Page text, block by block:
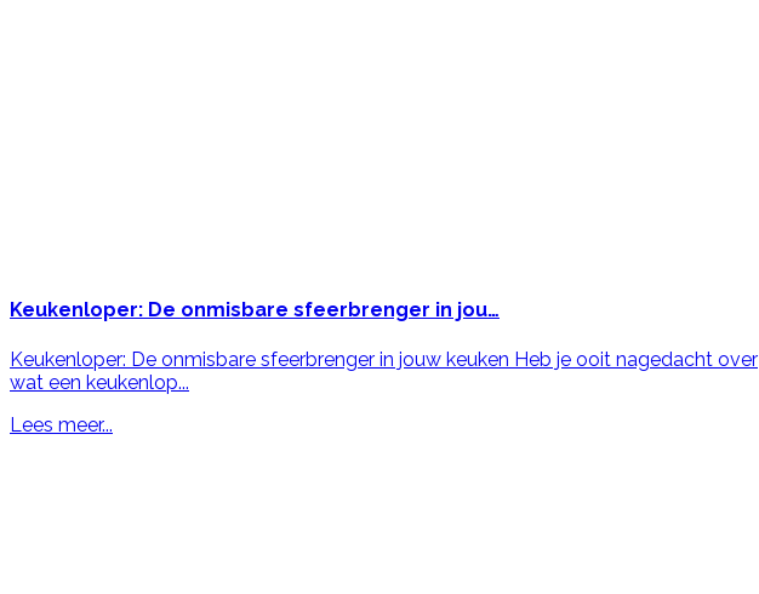
Keukenloper: De onmisbare sfeerbrenger in jou…
Keukenloper: De onmisbare sfeerbrenger in jouw keuken Heb je ooit nagedacht over
wat een keukenlop...
Lees meer...